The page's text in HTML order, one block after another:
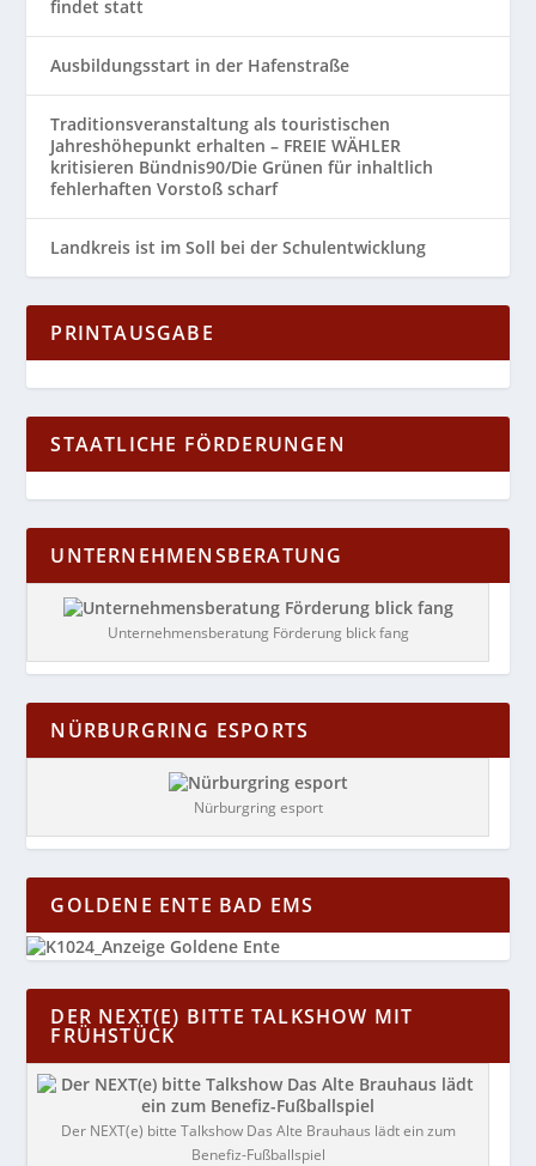
findet statt
Ausbildungsstart in der Hafenstraße
Traditionsveranstaltung als touristischen
Jahreshöhepunkt erhalten – FREIE WÄHLER
kritisieren Bündnis90/Die Grünen für inhaltlich
fehlerhaften Vorstoß scharf
Landkreis ist im Soll bei der Schulentwicklung
PRINTAUSGABE
STAATLICHE FÖRDERUNGEN
UNTERNEHMENSBERATUNG
Unternehmensberatung Förderung blick fang
NÜRBURGRING ESPORTS
Nürburgring esport
GOLDENE ENTE BAD EMS
DER NEXT(E) BITTE TALKSHOW MIT
FRÜHSTÜCK
Der NEXT(e) bitte Talkshow Das Alte Brauhaus lädt ein zum
Benefiz-Fußballspiel